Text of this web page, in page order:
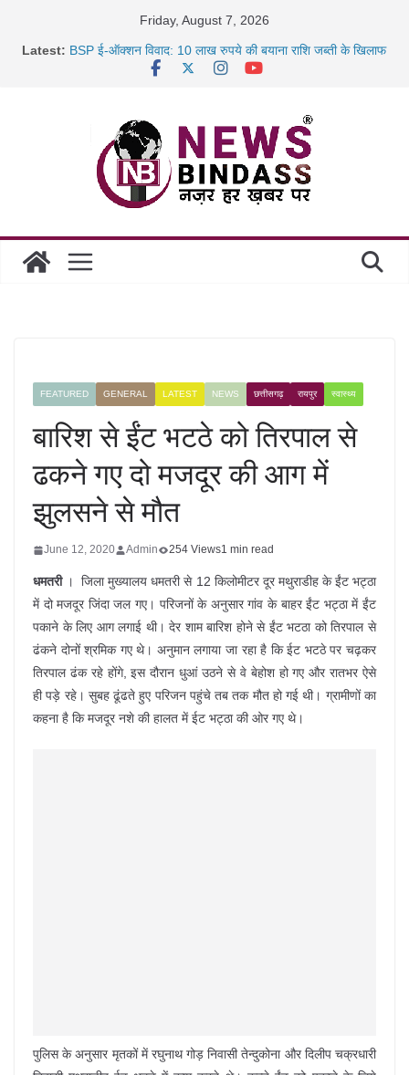
Friday, August 7, 2026
Latest: BSP ई-ऑक्शन विवाद: 10 लाख रुपये की बयाना राशि जब्ती के खिलाफ
साइबर ठगी पर दुर्ग पुलिस का बड़ा एक्शन: 13 म्यूल बैंक खाताधारक
गिरफ्तार
FEATURED GENERAL LATEST NEWS छत्तीसगढ़ रायपुर स्वास्थ्य
बारिश से ईंट भटठे को तिरपाल से
ढकने गए दो मजदूर की आग में
झुलसने से मौत
June 12, 2020 Admin 254 Views1 min read
धमतरी । जिला मुख्यालय धमतरी से 12 किलोमीटर दूर मथुराडीह के ईंट भट्ठा
में दो मजदूर जिंदा जल गए। परिजनों के अनुसार गांव के बाहर ईंट भट्ठा में ईंट
पकाने के लिए आग लगाई थी। देर शाम बारिश होने से ईंट भटठा को तिरपाल से
ढंकने दोनों श्रमिक गए थे। अनुमान लगाया जा रहा है कि ईट भटठे पर चढ़कर
तिरपाल ढंक रहे होंगे, इस दौरान धुआं उठने से वे बेहोश हो गए और रातभर ऐसे
ही पड़े रहे। सुबह ढूंढते हुए परिजन पहुंचे तब तक मौत हो गई थी। ग्रामीणों का
कहना है कि मजदूर नशे की हालत में ईट भट्ठा की ओर गए थे।
पुलिस के अनुसार मृतकों में रघुनाथ गोड़ निवासी तेन्दुकोना और दिलीप चक्रधारी